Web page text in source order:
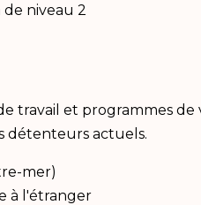
de niveau 2
travail et programmes
détenteurs actuels.
mer)
à l'étranger